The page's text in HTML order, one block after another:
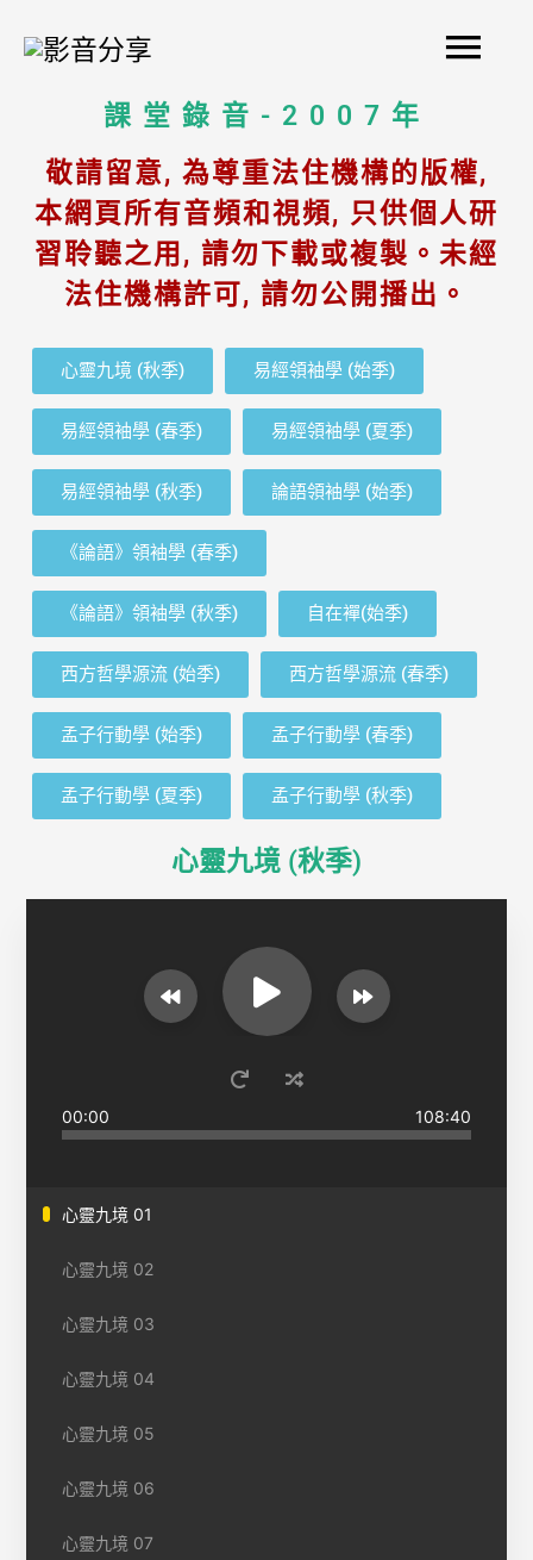
to
課堂錄音-2007年
敬請留意, 為尊重法住機構的版權,
本網頁所有音頻和視頻, 只供個人研
習聆聽之用, 請勿下載或複製。未經
法住機構許可, 請勿公開播出。
心靈九境 (秋季) 易經領袖學 (始季)
易經領袖學 (春季) 易經領袖學 (夏季)
易經領袖學 (秋季) 論語領袖學 (始季)
《論語》領袖學 (春季)
《論語》領袖學 (秋季) 自在襌(始季)
西方哲學源流 (始季) 西方哲學源流 (春季)
孟子行動學 (始季) 孟子行動學 (春季)
孟子行動學 (夏季) 孟子行動學 (秋季)
心靈九境 (秋季)
00:00 108:40
心靈九境 01
心靈九境 02
心靈九境 03
心靈九境 04
心靈九境 05
心靈九境 06
心靈九境 07